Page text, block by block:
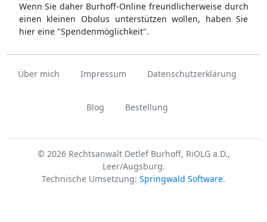
Wenn Sie daher Burhoff-Online freundlicherweise durch
einen kleinen Obolus unterstützen wollen, haben Sie
hier eine "Spendenmöglichkeit".
Über mich Impressum Datenschutzerklärung
Blog Bestellung
© 2026 Rechtsanwalt Detlef Burhoff, RiOLG a.D.,
Leer/Augsburg.
Technische Umsetzung: Springwald Software.